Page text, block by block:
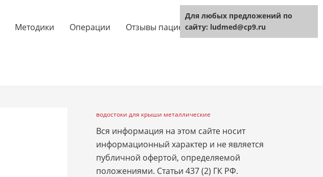
Методики Операции Отзывы пациентов Технология
водостоки для крыши металлические
Вся информация на этом сайте носит
информационный характер и не является
публичной офертой, определяемой
положениями. Статьи 437 (2) ГК РФ.
Для любых предложений по
сайту: ludmed@cp9.ru